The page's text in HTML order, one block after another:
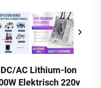
AC Lithium-Ion
Elektrisch 220v